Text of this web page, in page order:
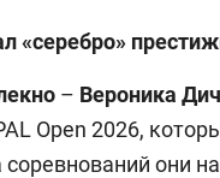
«серебро»
– Вероника
Open 2026,
соревнований они